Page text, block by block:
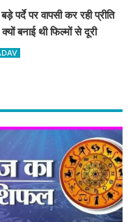
पर्दे पर वापसी कर रही प्रीति
बनाई थी फिल्मों से दूरी